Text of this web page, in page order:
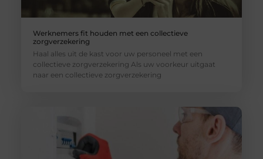
Werknemers fit houden met een collectieve
zorgverzekering
Haal alles uit de kast voor uw personeel met een
collectieve zorgverzekering Als uw voorkeur uitgaat
naar een collectieve zorgverzekering